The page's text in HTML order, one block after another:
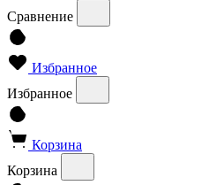
Сравнение
Избранное
Избранное
Корзина
Корзина